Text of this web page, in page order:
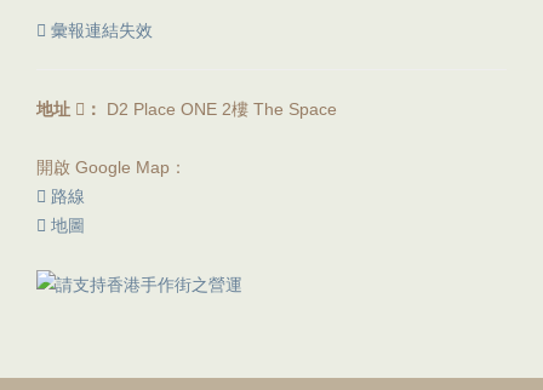
彙報連結失效
地址 ： D2 Place ONE 2樓 The Space
開啟 Google Map：
路線
地圖